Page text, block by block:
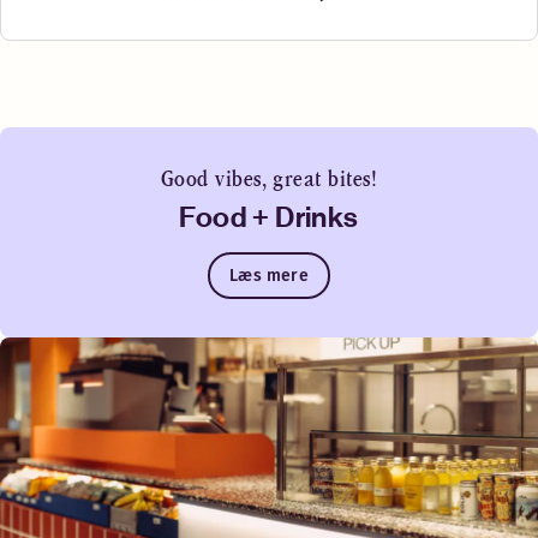
Good vibes, great bites!
Food + Drinks
Læs mere